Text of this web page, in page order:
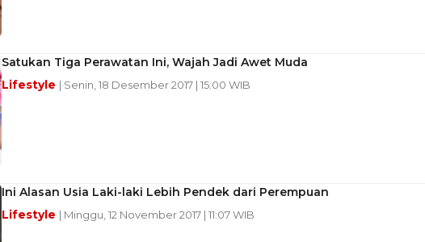
Satukan Tiga Perawatan Ini, Wajah Jadi Awet Muda
Lifestyle | Senin, 18 Desember 2017 | 15:00 WIB
Ini Alasan Usia Laki-laki Lebih Pendek dari Perempuan
Lifestyle | Minggu, 12 November 2017 | 11:07 WIB